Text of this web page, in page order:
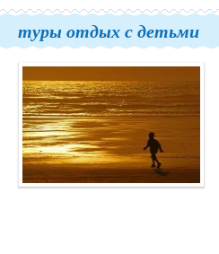
туры отдых с детьми